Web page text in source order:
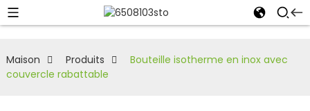
Maison Produits
Bouteille isotherme en inox avec
couvercle rabattable